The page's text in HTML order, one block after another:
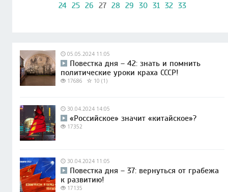
24 25 26 27 28 29 30 31 32 33
05.05.2024 11:05
Повестка дня – 42: знать и помнить
политические уроки краха СССР!
17686 10 (1)
30.04.2024 14:05
«Российское» значит «китайское»?
17352
30.04.2024 11:05
Повестка дня – 37: вернуться от грабежа
к развитию!
17135